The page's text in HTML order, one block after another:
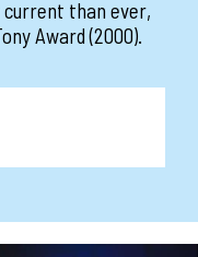
than ever,
Award (2000).